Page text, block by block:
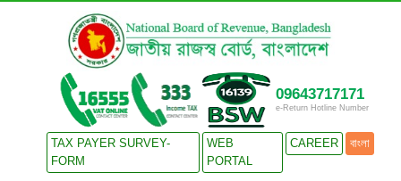
09643717171
e-Return Hotline Number
TAX PAYER SURVEY-
FORM
WEB
PORTAL
CAREER বাংলা